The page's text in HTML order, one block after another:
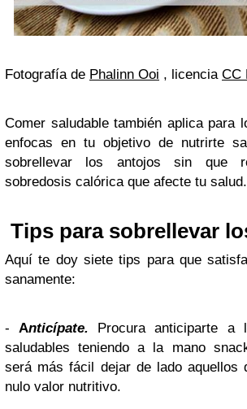
Fotografía de Phalinn Ooi , licencia CC
Comer saludable también aplica para
enfocas en tu objetivo de nutrirte
sobrellevar los antojos sin que
sobredosis calórica que afecte tu salud.
Tips para sobrellevar
Aquí te doy siete tips para que
sanamente:
- Anticípate.
Procura anticiparte a
saludables teniendo a la mano
será más fácil dejar de lado aquellos
nulo valor nutritivo.